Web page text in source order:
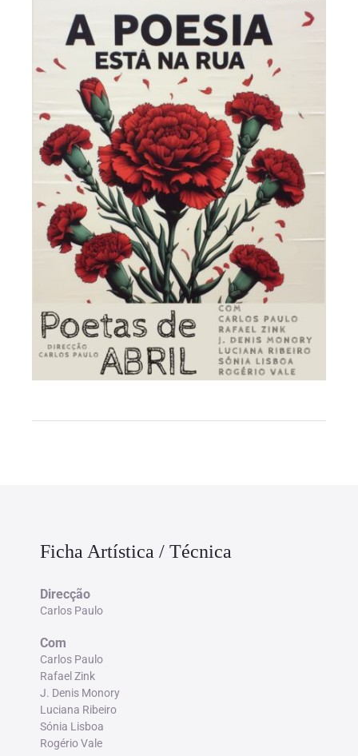
Ficha Artística / Técnica
Direcção
Carlos Paulo
Com
Carlos Paulo
Rafael Zink
J. Denis Monory
Luciana Ribeiro
Sónia Lisboa
Rogério Vale